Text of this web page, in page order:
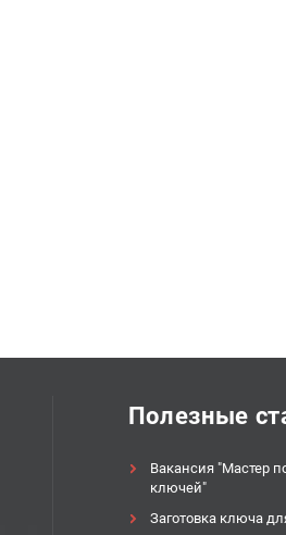
Полезные
Вакансия "Мастер
ключей"
Заготовка ключа